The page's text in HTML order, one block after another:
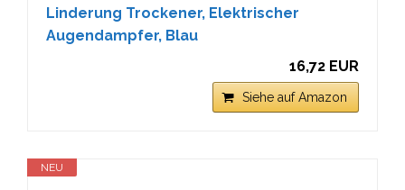
Linderung Trockener, Elektrischer
Augendampfer, Blau
16,72 EUR
Siehe auf Amazon
NEU